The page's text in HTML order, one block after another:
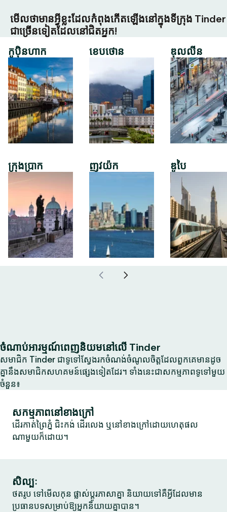
មើលថាមានអ្វីខ្លះដែលកំពុងកើតឡើងនៅក្នុងទីក្រុង Tinder
ជាច្រើនទៀតដែលនៅជិតអ្នក!
កូប៉ិនហាក
ក្រុងប្រាក
ខេបថោន
ញូវយ៉ក
ឌុលលីន
ឌូបៃ
ចំណាប់អារម្មណ៍ពេញនិយមនៅលើ Tinder
សមាជិក Tinder ជាទូទៅស្វែងរកចំណង់ចំណូលចិត្តដែលពួកគេមានដូច
គ្នានឹងសមាជិកសហគមន៍ផ្សេងទៀតដែរ។ ទាំងនេះជាសកម្មភាពទូទៅមួយ
ចំនួន៖
សកម្មភាពនៅខាងក្រៅ
ដើរកាត់ព្រៃភ្នំ ជិះកង់ ដើរលេង ឬនៅខាងក្រៅដោយហេតុផល
ណាមួយក៏ដោយ។
សិល្បៈ
ថតរូប ទៅមើលកុន ផ្លាស់ប្តូរភាសាគ្នា និយាយទៅគឺអ្វីដែលមាន
ប្រធានបទសម្រាប់ឱ្យអ្នកនិយាយគ្នាបាន។